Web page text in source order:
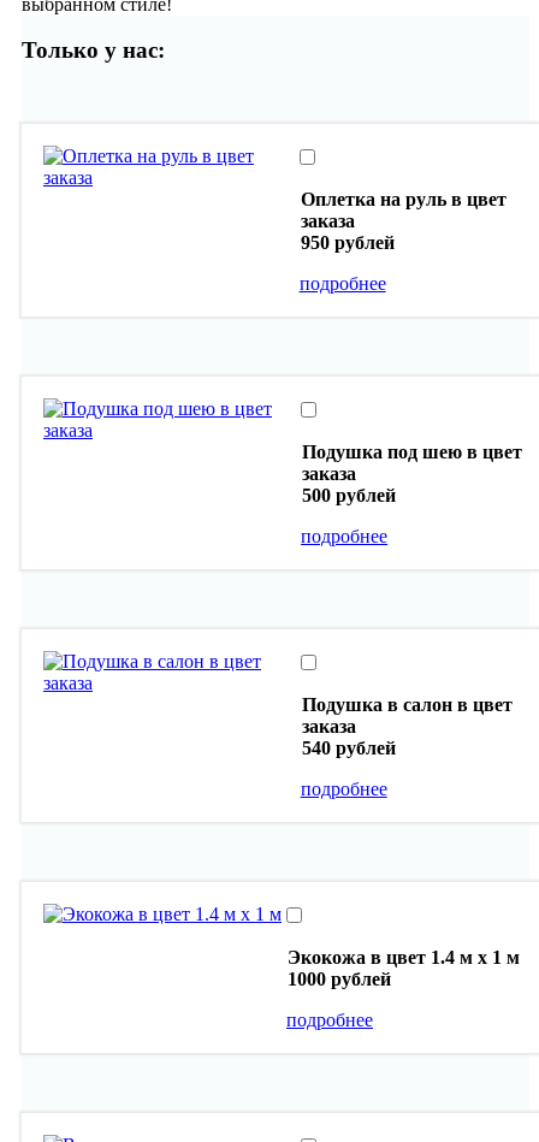
Только у нас:
Оплетка на руль в цвет
заказа
950 рублей
подробнее
Подушка под шею в цвет
заказа
500 рублей
подробнее
Подушка в салон в цвет
заказа
540 рублей
подробнее
Экокожа в цвет 1.4 м х 1 м
1000 рублей
подробнее